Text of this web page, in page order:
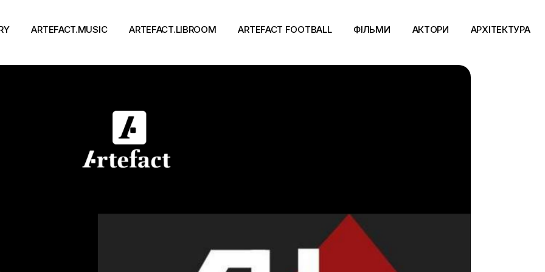
ARTEFACT.MUSIC ARTEFACT.LIBROOM
Письменники
Події
ARTEFACT FOOTBALL ФІЛЬМИ АКТОРИ АРХІТЕКТУРА